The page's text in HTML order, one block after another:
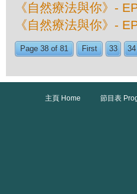
《自然療法與你》-
《自然療法與你》-
Page 38 of 81 First 33 34
主頁 Home 節目表